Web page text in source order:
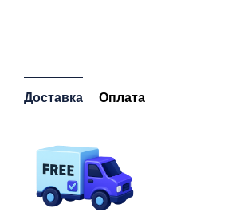
Доставка Оплата